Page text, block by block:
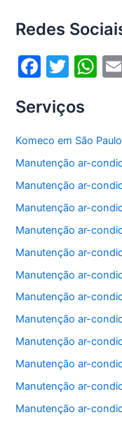
Redes
F
c
e
b
o
o
k
T
itt
er
W
s
A
p
p
Serviços
Komeco em São Paulo
Manutenção ar-
Manutenção ar-
Manutenção ar-
Manutenção ar-
Manutenção ar-
Manutenção ar-
Manutenção ar-
Manutenção ar-
Manutenção ar-
Manutenção ar-
Manutenção ar-
Manutenção ar-